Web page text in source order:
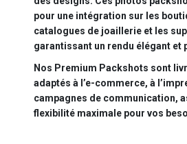
pour une intégration sur les
catalogues de joaillerie et les
garantissant un rendu élégant et
Nos Premium Packshots sont
adaptés à l’e-commerce, à
campagnes de communication,
flexibilité maximale pour vos